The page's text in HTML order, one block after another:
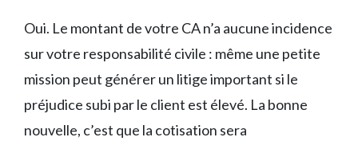
Oui. Le montant de votre CA n’a aucune incidence
sur votre responsabilité civile : même une petite
mission peut générer un litige important si le
préjudice subi par le client est élevé. La bonne
nouvelle, c’est que la cotisation sera